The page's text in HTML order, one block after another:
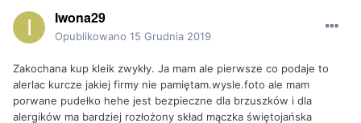
Iwona29
Opublikowano 15 Grudnia 2019
Zakochana kup kleik zwykły. Ja mam ale pierwsze co podaje to
alerlac kurcze jakiej firmy nie pamiętam.wysle.foto ale mam
porwane pudełko hehe jest bezpieczne dla brzuszków i dla
alergików ma bardziej rozłożony skład mączka świętojańska